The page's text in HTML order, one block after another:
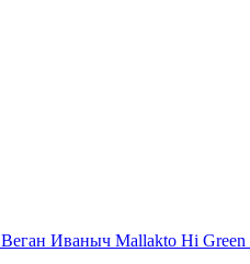
Веган Иваныч Mallakto Hi Green